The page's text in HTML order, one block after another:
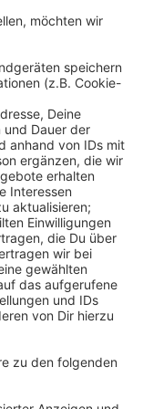
dieses Jahr
Angaben